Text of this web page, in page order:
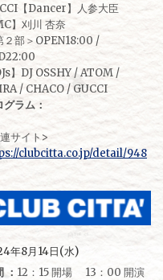
【Dancer】人参大臣
】刈川 杏奈
２部＞OPEN18:00 /
】DJ OSSHY / ATOM /
/ CHACO / GUCCI
グラム：
サイト>
clubcitta.co.jp/detail/948
年8月14日(水)
： 12：15 開場 13：00 開演